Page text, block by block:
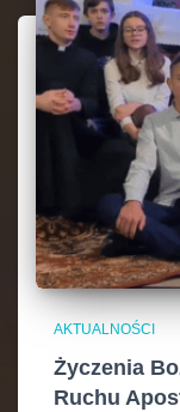
AKTUALNOŚCI
Życzenia
Ruchu